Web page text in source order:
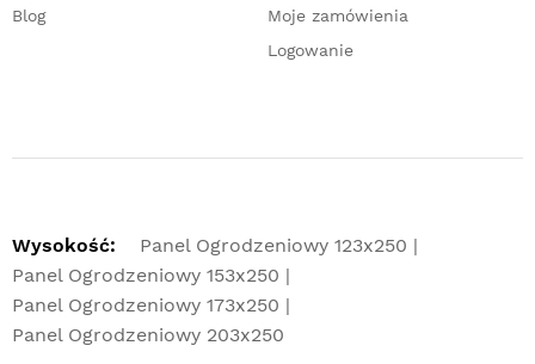
Blog
Moje zamówienia
Logowanie
Wysokość:
Panel Ogrodzeniowy 123x250
Panel Ogrodzeniowy 153x250
Panel Ogrodzeniowy 173x250
Panel Ogrodzeniowy 203x250